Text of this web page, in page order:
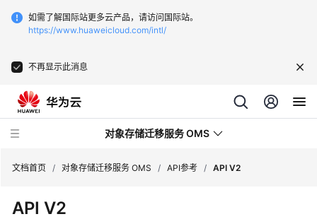
如需了解国际站更多云产品，请访问国际站。
https://www.huaweicloud.com/intl/
不再显示此消息
对象存储迁移服务 OMS
最
文档首页 / 对象存储迁移服务 OMS / API参考 / API V2
API V2